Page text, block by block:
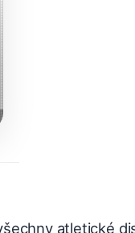
atletické